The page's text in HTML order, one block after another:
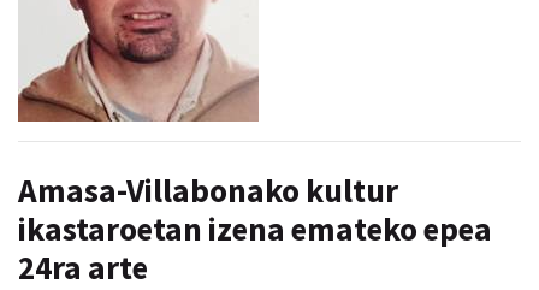
Amasa-Villabonako kultur
ikastaroetan izena emateko epea
24ra arte